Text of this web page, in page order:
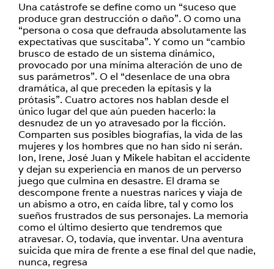
Una catástrofe se define como un “suceso que
produce gran destrucción o daño”. O como una
“persona o cosa que defrauda absolutamente las
expectativas que suscitaba”. Y como un “cambio
brusco de estado de un sistema dinámico,
provocado por una mínima alteración de uno de
sus parámetros”. O el “desenlace de una obra
dramática, al que preceden la epítasis y la
prótasis”. Cuatro actores nos hablan desde el
único lugar del que aún pueden hacerlo: la
desnudez de un yo atravesado por la ficción.
Comparten sus posibles biografías, la vida de las
mujeres y los hombres que no han sido ni serán.
Ion, Irene, José Juan y Mikele habitan el accidente
y dejan su experiencia en manos de un perverso
juego que culmina en desastre. El drama se
descompone frente a nuestras narices y viaja de
un abismo a otro, en caída libre, tal y como los
sueños frustrados de sus personajes. La memoria
como el último desierto que tendremos que
atravesar. O, todavía, que inventar. Una aventura
suicida que mira de frente a ese final del que nadie,
nunca, regresa